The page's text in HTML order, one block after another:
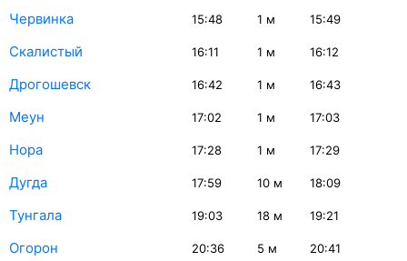
Червинка 15:48 1 м 15:49
Скалистый 16:11 1 м 16:12
Дрогошевск 16:42 1 м 16:43
Меун 17:02 1 м 17:03
Нора 17:28 1 м 17:29
Дугда 17:59 10 м 18:09
Тунгала 19:03 18 м 19:21
Огорон 20:36 5 м 20:41